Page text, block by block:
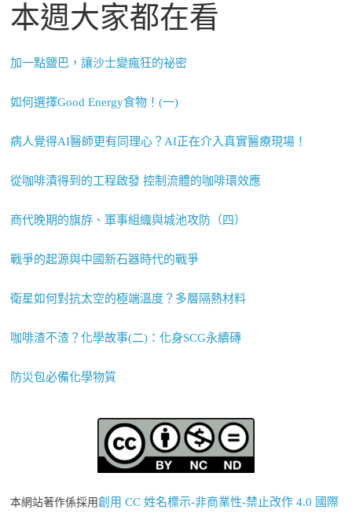
本週大家都在看
加一點鹽巴，讓沙士變瘋狂的祕密
如何選擇Good Energy食物！(一)
病人覺得AI醫師更有同理心？AI正在介入真實醫療現場！
從咖啡漬得到的工程啟發 控制流體的咖啡環效應
商代晚期的旗斿、軍事組織與城池攻防（四）
戰爭的起源與中國新石器時代的戰爭
衛星如何對抗太空的極端溫度？多層隔熱材料
咖啡渣不渣？化學故事(二)：化身SCG永續磚
防災包必備化學物質
本網站著作係採用創用 CC 姓名標示-非商業性-禁止改作 4.0 國際